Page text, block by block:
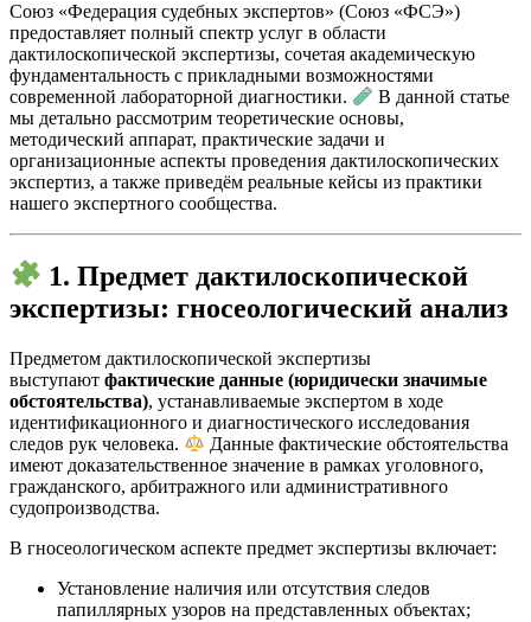
Союз «Федерация судебных экспертов» (Союз «ФСЭ»)
предоставляет полный спектр услуг в области
дактилоскопической экспертизы, сочетая академическую
фундаментальность с прикладными возможностями
современной лабораторной диагностики.
В данной статье
мы детально рассмотрим теоретические основы,
методический аппарат, практические задачи и
организационные аспекты проведения дактилоскопических
экспертиз, а также приведём реальные кейсы из практики
нашего экспертного сообщества.
1. Предмет дактилоскопической
экспертизы: гносеологический анализ
Предметом дактилоскопической экспертизы
выступают фактические данные (юридически значимые
обстоятельства), устанавливаемые экспертом в ходе
идентификационного и диагностического исследования
следов рук человека.
Данные фактические обстоятельства
имеют доказательственное значение в рамках уголовного,
гражданского, арбитражного или административного
судопроизводства.
В гносеологическом аспекте предмет экспертизы включает:
Установление наличия или отсутствия следов
папиллярных узоров на представленных объектах;